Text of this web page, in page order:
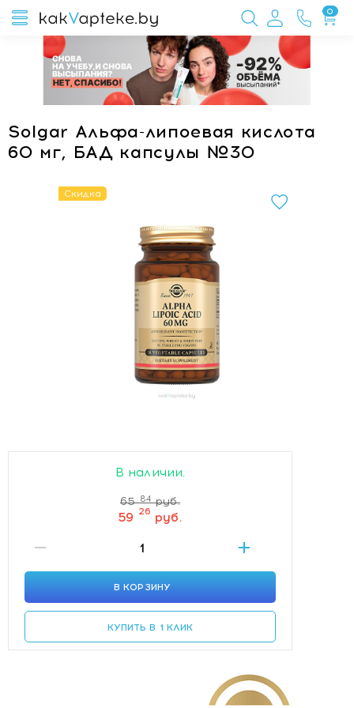
0
Solgar Альфа-липоевая кислота
60 мг, БАД капсулы №30
Скидка
В наличии.
65 84 руб.
59 26 руб.
В КОРЗИНУ
КУПИТЬ В 1 КЛИК